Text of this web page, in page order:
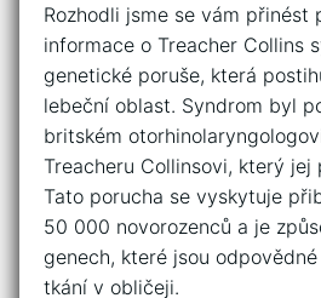
Rozhodli‍ jsme ‍se‍ vám přinést
informace⁢ o Treacher Collins
genetické‌ poruše, která
lebeční oblast. Syndrom byl
britském
Treacheru Collinsovi, který jej
Tato porucha​ se ‌vyskytuje
50 000 novorozenců​ a je⁢
genech, které‌ jsou
tkání v obličeji.